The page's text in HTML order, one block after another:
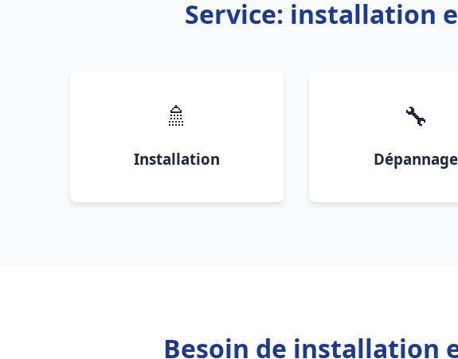
Service: installation
🚿
Installation
🔧
Dépannage
Besoin de installation